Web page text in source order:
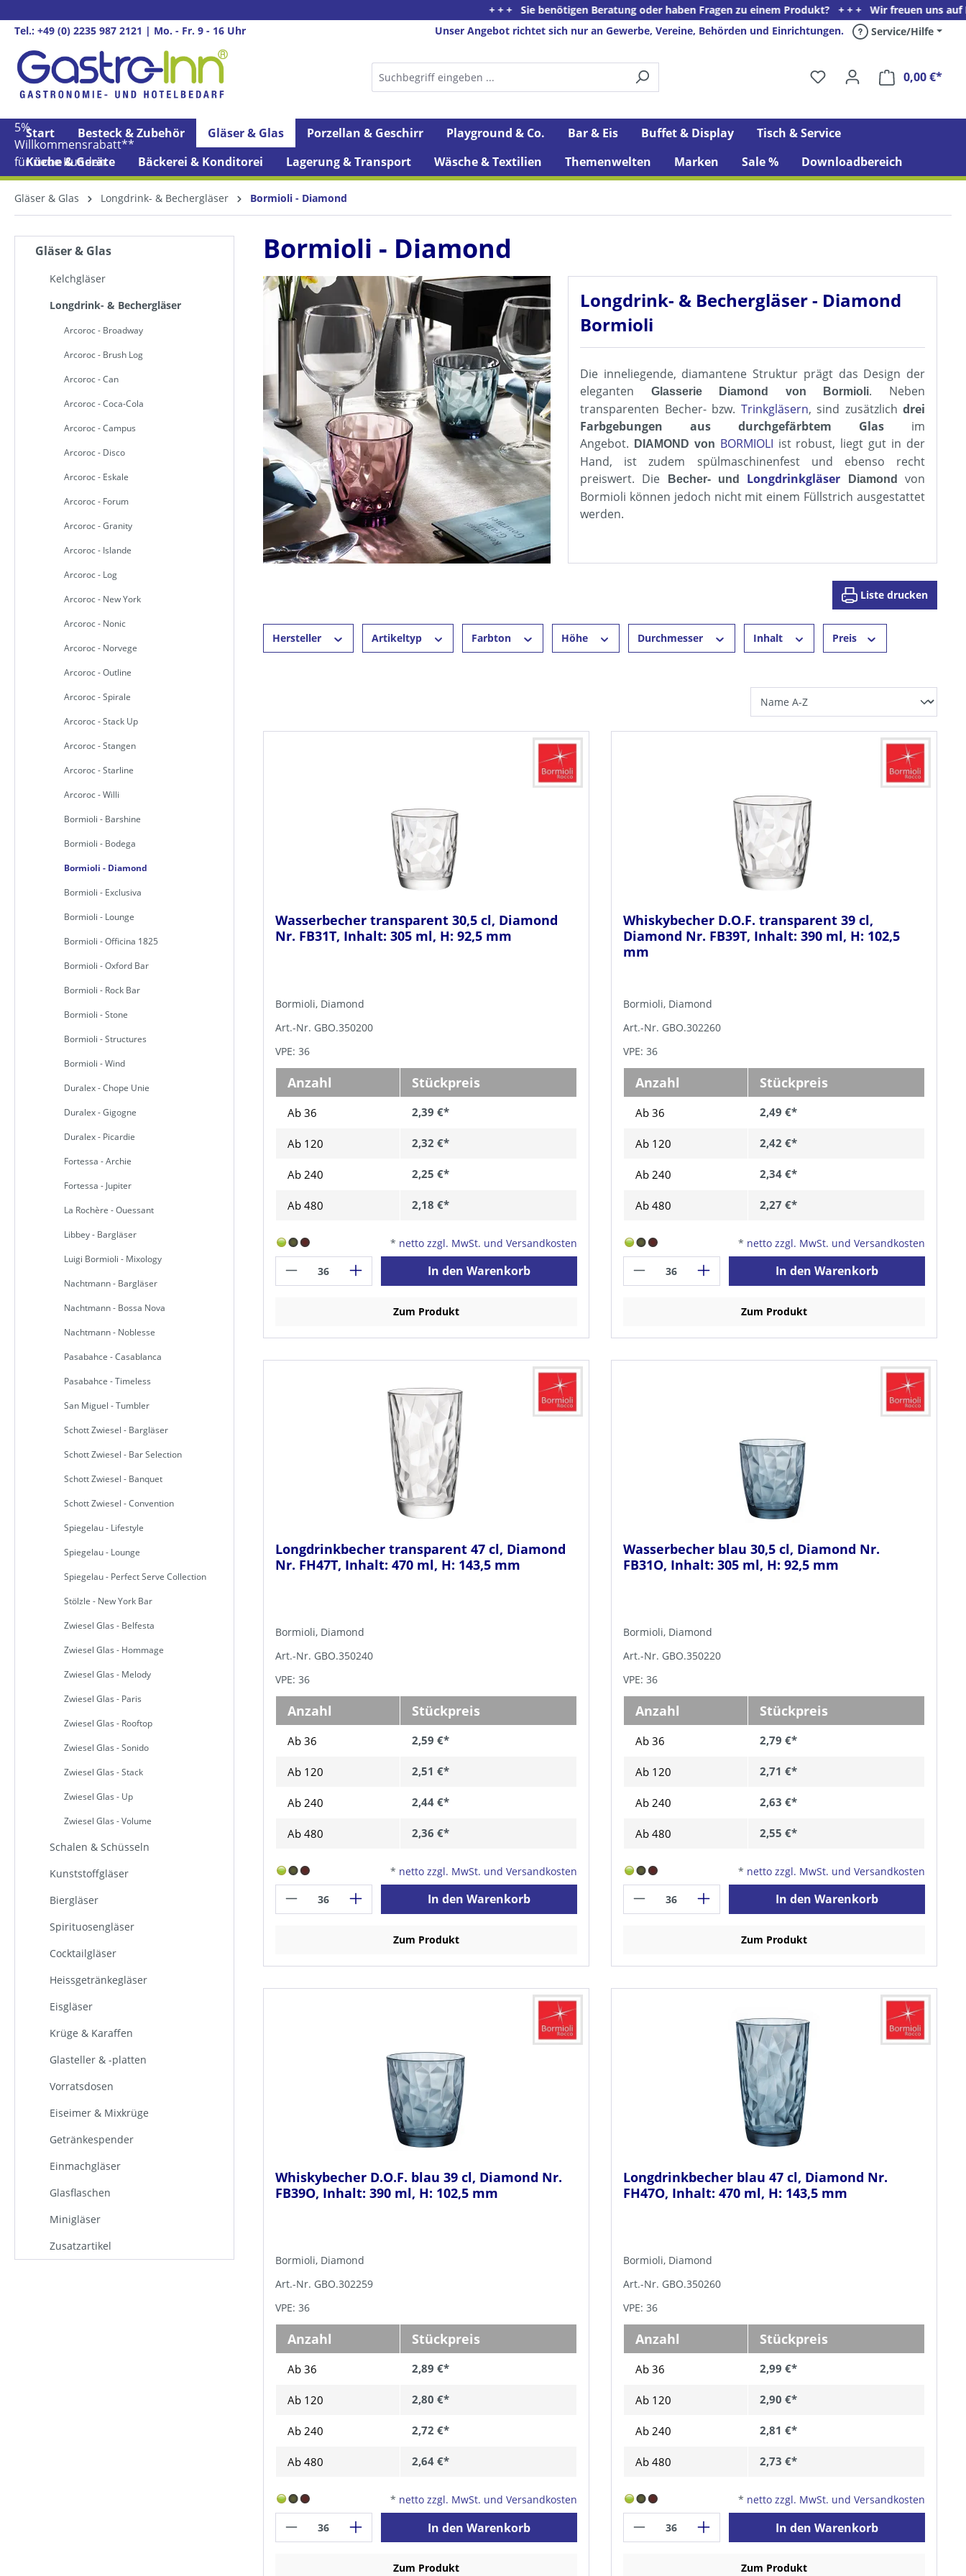
Zur Hauptnavigation springen
+ + + Sie benötigen Beratung oder haben Fragen zu einem Produkt? + + + Wir freuen uns auf Ihren Anruf
Tel.: +49 (0) 2235 987 2121 | Mo. - Fr. 9 - 16 Uhr
Unser Angebot richtet sich nur an Gewerbe, Vereine, Behörden und Einrichtungen. Service/Hilfe
0,00 €*
5%
Willkommens­rabatt**
für neue Kunden
Start Besteck & Zubehör Gläser & Glas Porzellan & Geschirr Playground & Co. Bar & Eis Buffet & Display
Tisch & Service
Küche & Geräte
Bäckerei & Konditorei Lagerung & Transport Wäsche & Textilien Themenwelten Marken Sale % Downloadbereich
Gläser & Glas Longdrink- & Bechergläser Bormioli - Diamond
Gläser & Glas
Kelchgläser
Longdrink- & Bechergläser
Arcoroc - Broadway
Arcoroc - Brush Log
Arcoroc - Can
Arcoroc - Coca-Cola
Arcoroc - Campus
Arcoroc - Disco
Arcoroc - Eskale
Arcoroc - Forum
Arcoroc - Granity
Arcoroc - Islande
Arcoroc - Log
Arcoroc - New York
Arcoroc - Nonic
Arcoroc - Norvege
Arcoroc - Outline
Arcoroc - Spirale
Arcoroc - Stack Up
Arcoroc - Stangen
Arcoroc - Starline
Arcoroc - Willi
Bormioli - Barshine
Bormioli - Bodega
Bormioli - Diamond
Bormioli - Exclusiva
Bormioli - Lounge
Bormioli - Officina 1825
Bormioli - Oxford Bar
Bormioli - Rock Bar
Bormioli - Stone
Bormioli - Structures
Bormioli - Wind
Duralex - Chope Unie
Duralex - Gigogne
Duralex - Picardie
Fortessa - Archie
Fortessa - Jupiter
La Rochère - Ouessant
Libbey - Bargläser
Luigi Bormioli - Mixology
Nachtmann - Bargläser
Nachtmann - Bossa Nova
Nachtmann - Noblesse
Pasabahce - Casablanca
Pasabahce - Timeless
San Miguel - Tumbler
Schott Zwiesel - Bargläser
Schott Zwiesel - Bar Selection
Schott Zwiesel - Banquet
Schott Zwiesel - Convention
Spiegelau - Lifestyle
Spiegelau - Lounge
Spiegelau - Perfect Serve Collection
Stölzle - New York Bar
Zwiesel Glas - Belfesta
Zwiesel Glas - Hommage
Zwiesel Glas - Melody
Zwiesel Glas - Paris
Zwiesel Glas - Rooftop
Zwiesel Glas - Sonido
Zwiesel Glas - Stack
Zwiesel Glas - Up
Zwiesel Glas - Volume
Schalen & Schüsseln
Kunststoffgläser
Biergläser
Spirituosengläser
Cocktailgläser
Heissgetränkegläser
Eisgläser
Krüge & Karaffen
Glasteller & -platten
Vorratsdosen
Eiseimer & Mixkrüge
Getränkespender
Einmachgläser
Glasflaschen
Minigläser
Zusatzartikel
Bormioli - Diamond
Longdrink- & Bechergläser - Diamond
Bormioli
Die inneliegende, diamantene Struktur prägt das Design der
eleganten
Glasserie Diamond von Bormioli. Neben
transparenten Becher- bzw. Trinkgläsern, sind zusätzlich drei
Farbgebungen aus durchgefärbtem Glas im
Angebot. DIAMOND von BORMIOLI ist robust, liegt gut in der
Hand, ist zudem spülmaschinenfest und ebenso recht
preiswert. Die
Becher- und Longdrinkgläser Diamond
von
Bormioli können jedoch nicht mit einem Füllstrich ausgestattet
werden.
Liste drucken
Hersteller Artikeltyp Farbton Höhe Durchmesser Inhalt Preis
Wasserbecher transparent 30,5 cl, Diamond
Nr. FB31T, Inhalt: 305 ml, H: 92,5 mm
Bormioli, Diamond
Art.-Nr. GBO.350200
VPE: 36
Anzahl Stückpreis
Ab 36 2,39 €*
Ab 120 2,32 €*
Ab 240 2,25 €*
Ab 480 2,18 €*
* netto zzgl. MwSt. und Versandkosten
In den Warenkorb
Zum Produkt
Whiskybecher D.O.F. transparent 39 cl,
Diamond Nr. FB39T, Inhalt: 390 ml, H: 102,5
mm
Bormioli, Diamond
Art.-Nr. GBO.302260
VPE: 36
Anzahl Stückpreis
Ab 36 2,49 €*
Ab 120 2,42 €*
Ab 240 2,34 €*
Ab 480 2,27 €*
* netto zzgl. MwSt. und Versandkosten
In den Warenkorb
Zum Produkt
Longdrinkbecher transparent 47 cl, Diamond
Nr. FH47T, Inhalt: 470 ml, H: 143,5 mm
Bormioli, Diamond
Art.-Nr. GBO.350240
VPE: 36
Anzahl Stückpreis
Ab 36 2,59 €*
Ab 120 2,51 €*
Ab 240 2,44 €*
Ab 480 2,36 €*
* netto zzgl. MwSt. und Versandkosten
In den Warenkorb
Zum Produkt
Wasserbecher blau 30,5 cl, Diamond Nr.
FB31O, Inhalt: 305 ml, H: 92,5 mm
Bormioli, Diamond
Art.-Nr. GBO.350220
VPE: 36
Anzahl Stückpreis
Ab 36 2,79 €*
Ab 120 2,71 €*
Ab 240 2,63 €*
Ab 480 2,55 €*
* netto zzgl. MwSt. und Versandkosten
In den Warenkorb
Zum Produkt
Whiskybecher D.O.F. blau 39 cl, Diamond Nr.
FB39O, Inhalt: 390 ml, H: 102,5 mm
Bormioli, Diamond
Art.-Nr. GBO.302259
VPE: 36
Anzahl Stückpreis
Ab 36 2,89 €*
Ab 120 2,80 €*
Ab 240 2,72 €*
Ab 480 2,64 €*
* netto zzgl. MwSt. und Versandkosten
In den Warenkorb
Zum Produkt
Longdrinkbecher blau 47 cl, Diamond Nr.
FH47O, Inhalt: 470 ml, H: 143,5 mm
Bormioli, Diamond
Art.-Nr. GBO.350260
VPE: 36
Anzahl Stückpreis
Ab 36 2,99 €*
Ab 120 2,90 €*
Ab 240 2,81 €*
Ab 480 2,73 €*
* netto zzgl. MwSt. und Versandkosten
In den Warenkorb
Zum Produkt